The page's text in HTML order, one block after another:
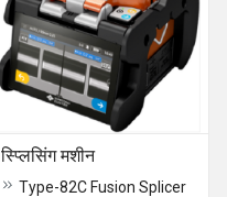
स्प्लिसिंग मशीन
Type-82C Fusion Splicer